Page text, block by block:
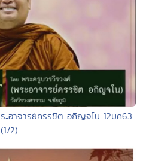
ะอาจารย์ครรชิต อกิญจโน 12มค63
(1/2)